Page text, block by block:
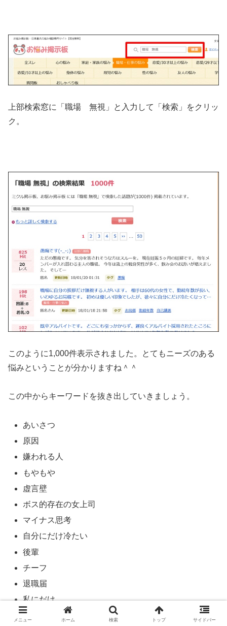
上部検索窓に「職場 無視」と入力して「検索」をクリッ
ク。
このように1,000件表示されました。とてもニーズのある
悩みということが分かりますね＾＾
この中からキーワードを抜き出していきましょう。
あいさつ
原因
嫌われる人
もやもや
虚言壁
ボス的存在の女上司
マイナス思考
自分にだけ冷たい
後輩
チーフ
退職届
私にだけ
同性、同期
メニュー ホーム 検索 トップ サイドバー